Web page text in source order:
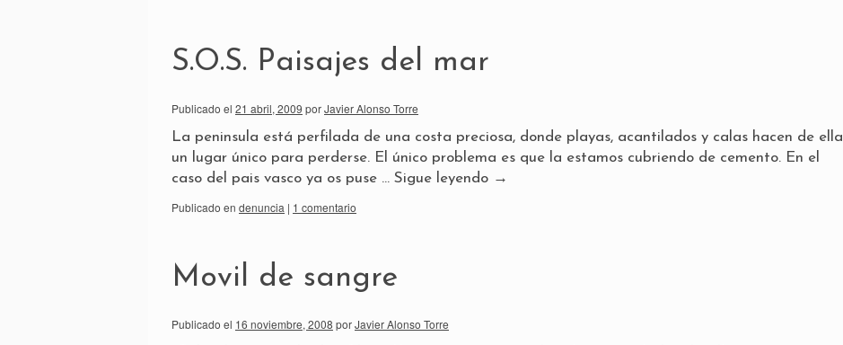
S.O.S. Paisajes del mar
Publicado el 21 abril, 2009 porJavier Alonso Torre
La peninsula está perfilada de una costa preciosa, donde playas, acantilados y calas hacen de ella
un lugar único para perderse. El único problema es que la estamos cubriendo de cemento. En el
caso del pais vasco ya os puse … Sigue leyendo →
Publicado en denuncia | 1 comentario
Movil de sangre
Publicado el 16 noviembre, 2008 porJavier Alonso Torre